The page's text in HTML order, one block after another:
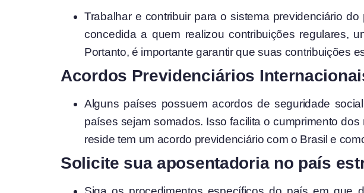
Trabalhar e contribuir para o sistema previdenciário
concedida a quem realizou contribuições regulares,
Portanto, é importante garantir que suas contribuições
Acordos Previdenciários
Alguns países possuem acordos de seguridade
países sejam somados. Isso facilita o cumprimento
reside tem um acordo previdenciário com o Brasil e
Solicite sua aposentadoria no país